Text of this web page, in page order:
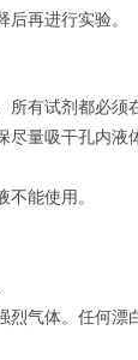
再进行实验。
有试剂都必须
量吸干孔内液
能使用。
气体。任何漂